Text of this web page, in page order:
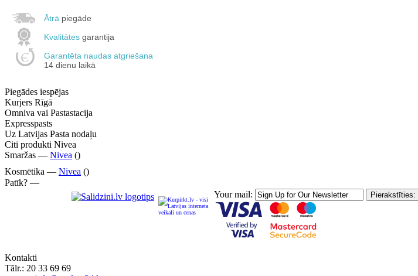
Ātrā piegāde
Kvalitātes garantija
Garantēta naudas atgriešana
14 dienu laikā
Piegādes iespējas
Kurjers Rīgā
Omniva vai Pastastacija
Expresspasts
Uz Latvijas Pasta nodaļu
Citi produkti Nivea
Smaržas — Nivea ()
Kosmētika — Nivea ()
Patīk? —
Your mail:
Kontakti
Tālr.: 20 33 69 69